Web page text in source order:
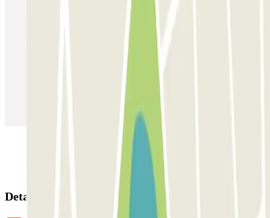
Estacionamento em Lisboa
Estacionamento em Sevilha
Estacionamento em Aeroporto de Adolfo Suárez Madrid–Barajas
Detalhes da reserva